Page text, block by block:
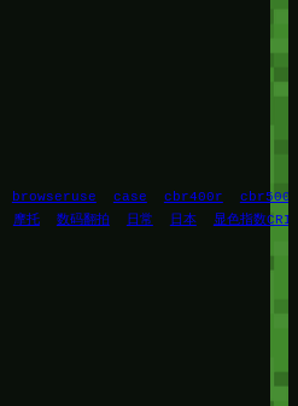
browseruse case cbr400r
cbr500r
摩托 数码翻拍 日常 日本 显色指数CRI